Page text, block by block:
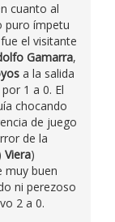
cuanto al
puro ímpetu
el visitante
Gamarra,
a la salida
1 a 0. El
chocando
de juego
de la
Viera)
muy buen
ni perezoso
2 a 0.